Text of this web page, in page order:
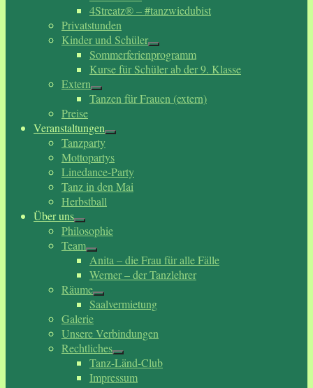
4Streatz® – #tanzwiedubist
Privatstunden
Kinder und Schüler
Sommerferienprogramm
Kurse für Schüler ab der 9. Klasse
Extern
Tanzen für Frauen (extern)
Preise
Veranstaltungen
Tanzparty
Mottopartys
Linedance-Party
Tanz in den Mai
Herbstball
Über uns
Philosophie
Team
Anita – die Frau für alle Fälle
Werner – der Tanzlehrer
Räume
Saalvermietung
Galerie
Unsere Verbindungen
Rechtliches
Tanz-Länd-Club
Impressum